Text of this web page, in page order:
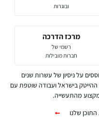
ובוגרות
מרכז הדרכה
רשמי של
חברות מובילות
על ניסיון של עשרות שנים
ההייטק בישראל ועבודה שוטפת עם
מהתעשייה.
התוכן שלנו